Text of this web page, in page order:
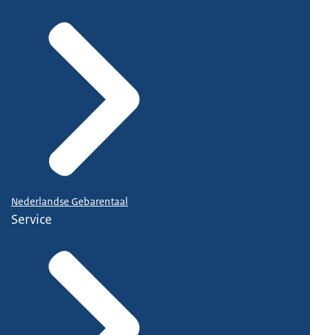
Nederlandse Gebarentaal
Service